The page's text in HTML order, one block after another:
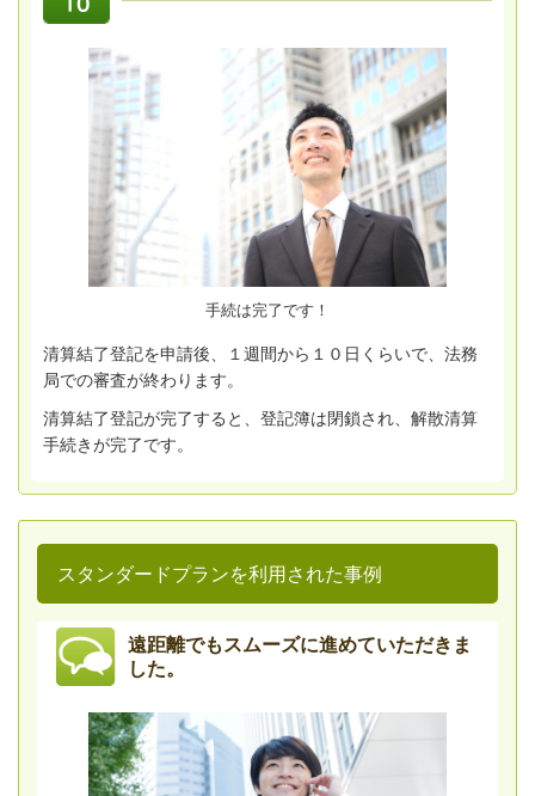
手続は完了です！
清算結了登記を申請後、１週間から１０日くらいで、法務
局での審査が終わります。
清算結了登記が完了すると、登記簿は閉鎖され、解散清算
手続きが完了です。
スタンダードプランを利用された事例
遠距離でもスムーズに進めていただきま
した。